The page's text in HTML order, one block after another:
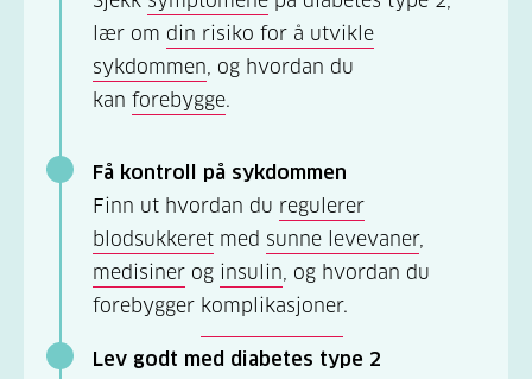
lær om din risiko for å utvikle
sykdommen, og hvordan du
kan forebygge.
Få kontroll på sykdommen
Finn ut hvordan du regulerer
blodsukkeret med sunne levevaner,
medisiner og insulin, og hvordan du
forebygger komplikasjoner.
Lev godt med diabetes type 2